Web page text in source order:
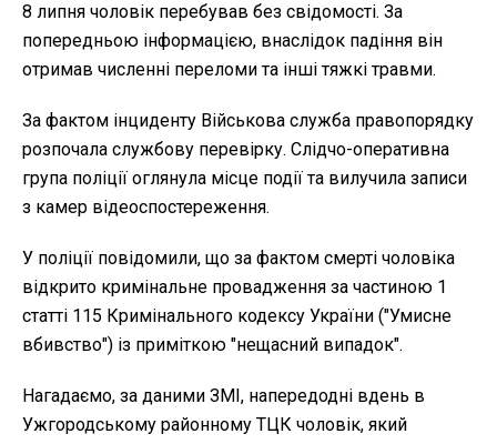
8 липня чоловік перебував без свідомості. За
попередньою інформацією, внаслідок падіння він
отримав численні переломи та інші тяжкі травми.
За фактом інциденту Військова служба правопорядку
розпочала службову перевірку. Слідчо-оперативна
група поліції оглянула місце події та вилучила записи
з камер відеоспостереження.
У поліції повідомили, що за фактом смерті чоловіка
відкрито кримінальне провадження за частиною 1
статті 115 Кримінального кодексу України ("Умисне
вбивство") із приміткою "нещасний випадок".
Нагадаємо, за даними ЗМІ, напередодні вдень в
Ужгородському районному ТЦК чоловік, який